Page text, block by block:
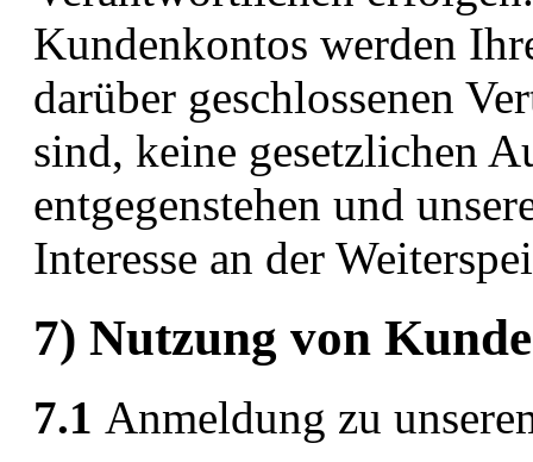
Kundenkontos werden
darüber geschlossenen
sind, keine gesetzlichen
entgegenstehen und
Interesse an der
7) Nutzung von
7.1 Anmeldung zu